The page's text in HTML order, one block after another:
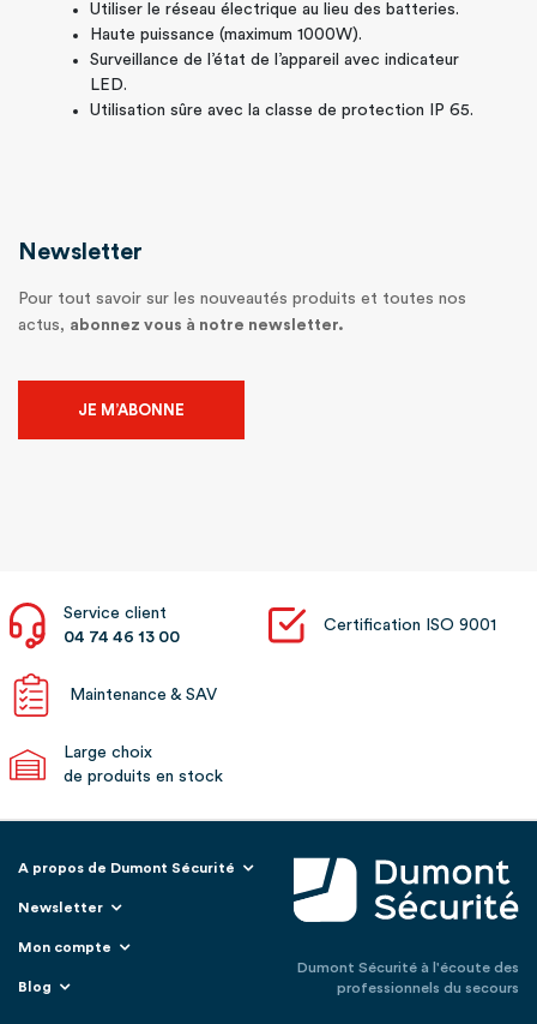
Utiliser le réseau électrique au lieu des batteries.
Haute puissance (maximum 1000W).
Surveillance de l’état de l’appareil avec indicateur
LED.
Utilisation sûre avec la classe de protection IP 65.
Newsletter
Pour tout savoir sur les nouveautés produits et toutes nos
actus, abonnez vous à notre newsletter.
JE M’ABONNE
Service client
04 74 46 13 00
Certification ISO 9001
Maintenance & SAV
Large choix
de produits en stock
A propos de Dumont Sécurité
Newsletter
Mon compte
Blog
Dumont Sécurité à l'écoute des
professionnels du secours